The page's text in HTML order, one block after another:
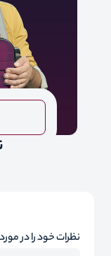
نظرات خود را در